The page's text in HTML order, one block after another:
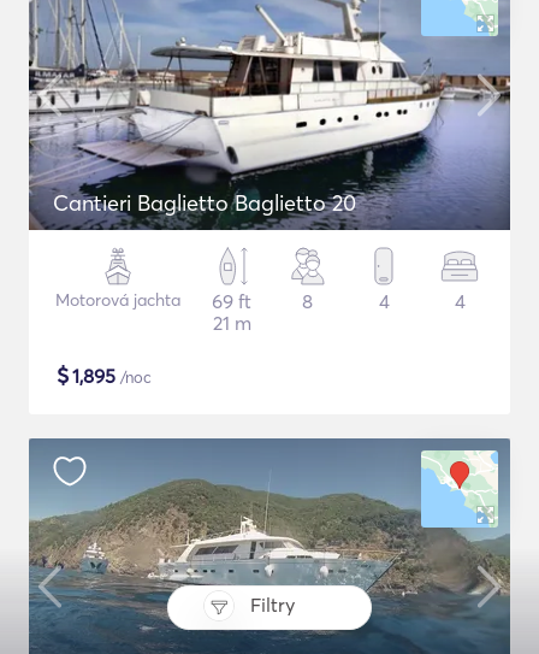
Filtry
Cantieri Baglietto Baglietto 20
Motorová jachta
69 ft
21 m
8 4 4
$1,895 /noc